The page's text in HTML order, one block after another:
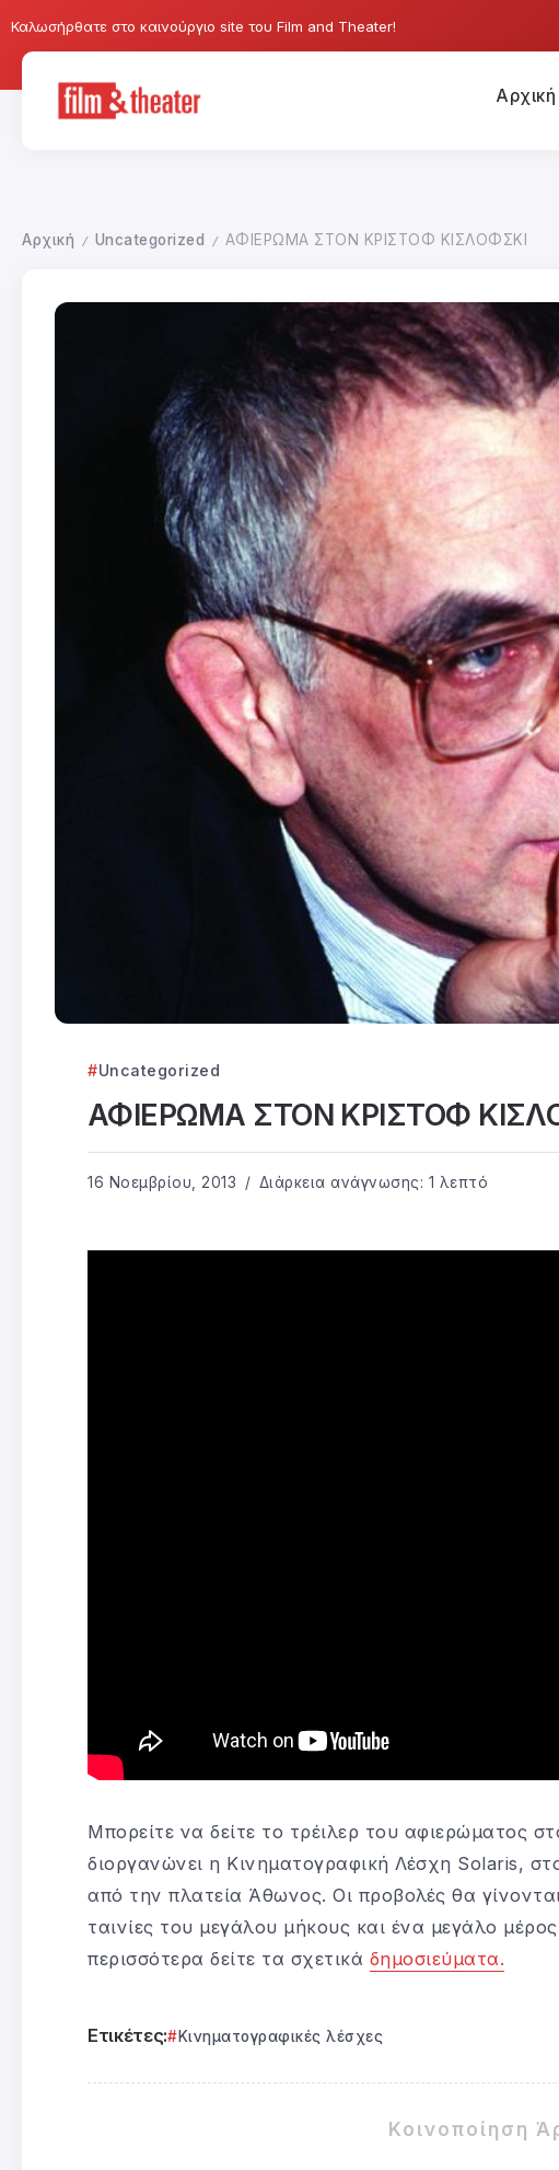
Καλωσήρθατε στο καινούργιο site του Film and Theater!
Αρχική
Αρχική / Uncategorized / ΑΦΙΕΡΩΜΑ ΣΤΟΝ ΚΡΙΣΤΟΦ ΚΙΣΛΟΦΣΚΙ
Uncategorized
ΑΦΙΕΡΩΜΑ ΣΤΟΝ ΚΡΙΣΤΟΦ
16 Νοεμβρίου, 2013 Διάρκεια ανάγνωσης: 1 λεπτό
Μπορείτε να δείτε το τρέιλερ του αφιερώματος
διοργανώνει η Κινηματογραφική Λέσχη Solaris,
από την πλατεία Άθωνος. Οι προβολές θα
ταινίες του μεγάλου μήκους και ένα μεγάλο
περισσότερα δείτε τα σχετικά δημοσιεύματα.
Ετικέτες: Κινηματογραφικές λέσχες
Κοινοποίηση